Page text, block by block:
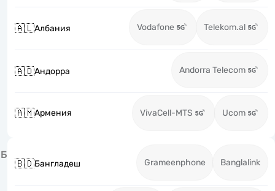
🇦🇱Албания Vodafone Telekom.al
🇦🇩Андорра Andorra Telecom
🇦🇲Армения VivaCell-MTS Ucom
Б
🇧🇩Бангладеш Grameenphone Banglalink